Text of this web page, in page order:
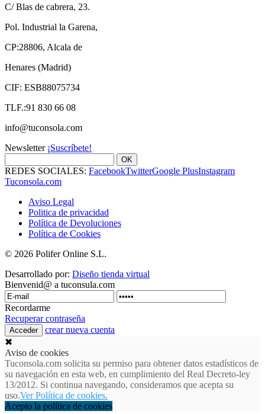
C/ Blas de cabrera, 23.
Pol. Industrial la Garena,
CP:28806, Alcala de
Henares (Madrid)
CIF: ESB88075734
TLF.:91 830 66 08
info@tuconsola.com
Newsletter ¡Suscríbete!
OK
REDES SOCIALES: FacebookTwitterGoogle PlusInstagram
Tuconsola.com
Aviso Legal
Politica de privacidad
Política de Devoluciones
Política de Cookies
© 2026 Polifer Online S.L.
Desarrollado por: Diseño tienda virtual
Bienvenid@ a tuconsula.com
Recordarme
Recuperar contraseña
crear nueva cuenta
✖
Aviso de cookies
Tuconsola.com solicita su permiso para obtener datos estadísticos de
su navegación en esta web, en cumplimiento del Real Decreto-ley
13/2012. Si continua navegando, consideramos que acepta su
uso.Ver Política de cookies.
Acepto la política de cookies